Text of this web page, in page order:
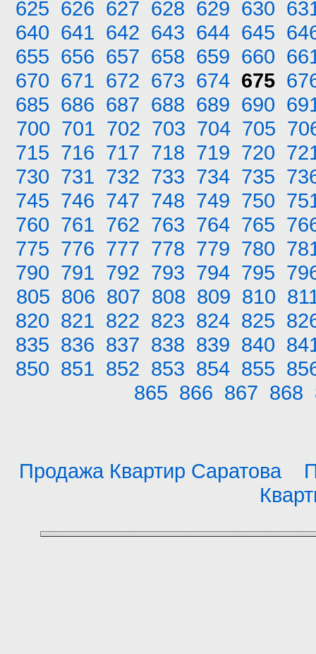
625 626 627 628 629 630
640 641 642 643 644 645
655 656 657 658 659 660
670 671 672 673 674 675
685 686 687 688 689 690
700 701 702 703 704 705
715 716 717 718 719 720
730 731 732 733 734 735
745 746 747 748 749 750
760 761 762 763 764 765
775 776 777 778 779 780
790 791 792 793 794 795
805 806 807 808 809 810
820 821 822 823 824 825
835 836 837 838 839 840
850 851 852 853 854 855
865 866 867 868
Продажа Квартир Саратова